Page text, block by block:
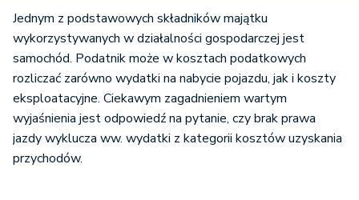
Jednym z podstawowych składników majątku
wykorzystywanych w działalności gospodarczej jest
samochód. Podatnik może w kosztach podatkowych
rozliczać zarówno wydatki na nabycie pojazdu, jak i koszty
eksploatacyjne. Ciekawym zagadnieniem wartym
wyjaśnienia jest odpowiedź na pytanie, czy brak prawa
jazdy wyklucza ww. wydatki z kategorii kosztów uzyskania
przychodów.